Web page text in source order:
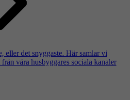
eller det snyggaste. Här samlar vi
våra husbyggares sociala kanaler